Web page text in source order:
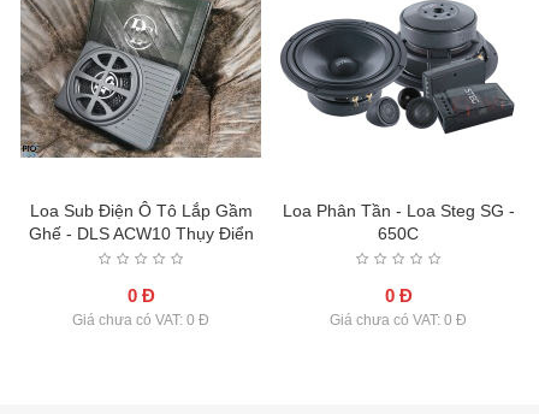
Loa Sub Điện Ô Tô Lắp Gầm
Ghế - DLS ACW10 Thụy Điển
0 Đ
Giá chưa có VAT: 0 Đ
Loa Phân Tần - Loa Steg SG -
650C
0 Đ
Giá chưa có VAT: 0 Đ